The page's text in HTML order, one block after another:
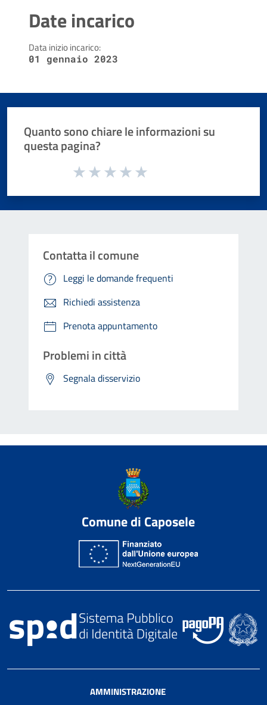
Date incarico
Data inizio incarico:
01 gennaio 2023
Quanto sono chiare le informazioni su
questa pagina?
Valuta da 1 a 5 stelle la pagina
Contatta il comune
Leggi le domande frequenti
Richiedi assistenza
Prenota appuntamento
Problemi in città
Segnala disservizio
Comune di Caposele
AMMINISTRAZIONE